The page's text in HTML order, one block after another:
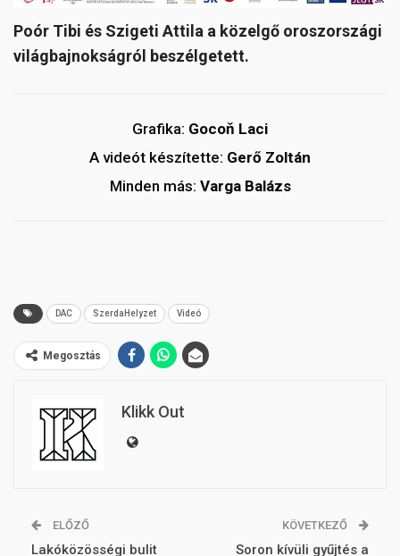
Poór Tibi és Szigeti Attila a közelgő oroszországi
világbajnokságról beszélgetett.
Grafika: Gocoň Laci
A videót készítette: Gerő Zoltán
Minden más: Varga Balázs
DAC SzerdaHelyzet Videó
Megosztás
Klikk Out
ELŐZŐ
Lakóközösségi bulit
KÖVETKEZŐ
Soron kívüli gyűjtés a